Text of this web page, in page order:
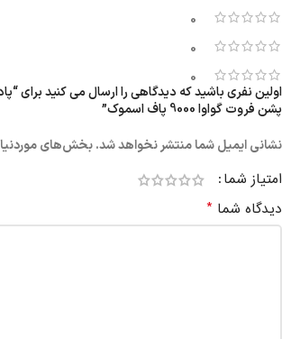
0
0
0
اولین نفری باشید که دیدگاهی را ارسال می کنید برای
پشن فروت گواوا 9000 پاف اسموک”
نشانی ایمیل شما منتشر نخواهد شد.بخش‌های
امتیاز شما
دیدگاه شما *